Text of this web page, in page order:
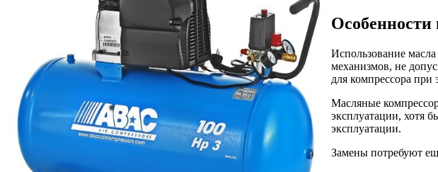
Использование
механизмов, не
для компрессора при
Масляные
эксплуатации, хотя
эксплуатации.
Замены потребуют